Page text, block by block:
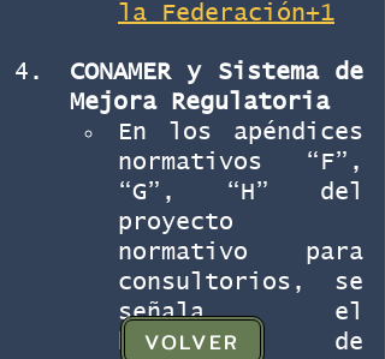
la Federación+1
CONAMER y Sistema de
Mejora Regulatoria
En los apéndices
normativos “F”,
“G”, “H” del
proyecto
normativo para
consultorios, se
señala el
botiquín de
VOLVER